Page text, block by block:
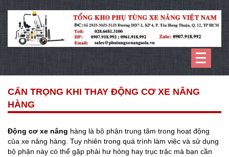
CẨN TRỌNG KHI THAY ĐỘNG CƠ XE NÂNG
HÀNG
Động cơ xe nâng hàng là bộ phận trung tâm trong hoạt động
của xe nâng hàng. Tuy nhiên trong quá trình làm việc và sử dụng
bộ phận này có thể gặp phải hư hỏng hay trục trặc mà bạn cần